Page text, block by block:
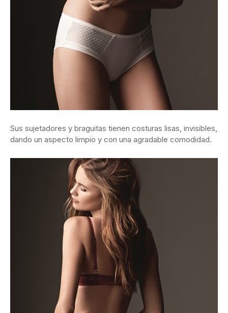
Sus sujetadores y braguitas tienen costuras lisas, invisibles,
dando un aspecto limpio y con una agradable comodidad.